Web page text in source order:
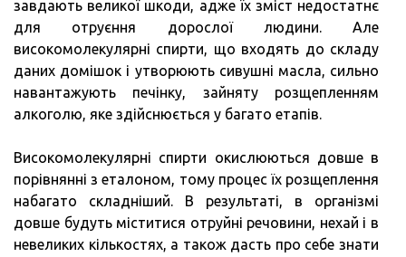
завдають великої шкоди, адже їх зміст недостатнє
для отруєння дорослої людини. Але
високомолекулярні спирти, що входять до складу
даних домішок і утворюють сивушні масла, сильно
навантажують печінку, зайняту розщепленням
алкоголю, яке здійснюється у багато етапів.
Високомолекулярні спирти окислюються довше в
порівнянні з еталоном, тому процес їх розщеплення
набагато складніший. В результаті, в організмі
довше будуть міститися отруйні речовини, нехай і в
невеликих кількостях, а також дасть про себе знати